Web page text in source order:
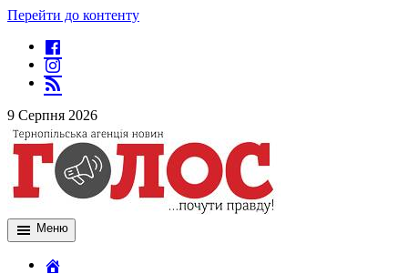
Перейти до контенту
9 Серпня 2026
Меню